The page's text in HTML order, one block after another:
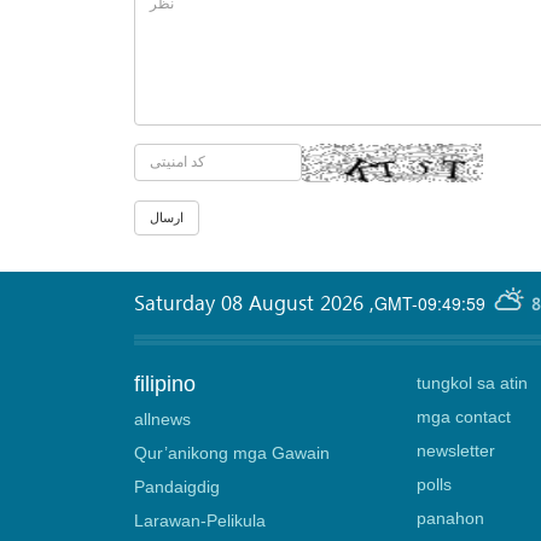
GMT-09:49:59
Saturday 08 August 2026 ,
filipino
allnews
Qur’anikong mga Gawain
Pandaigdig
Larawan-Pelikula
tungkol sa atin
mga contact
newsletter
polls
panahon